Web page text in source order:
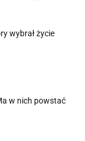
wybrał życie
w nich powstać